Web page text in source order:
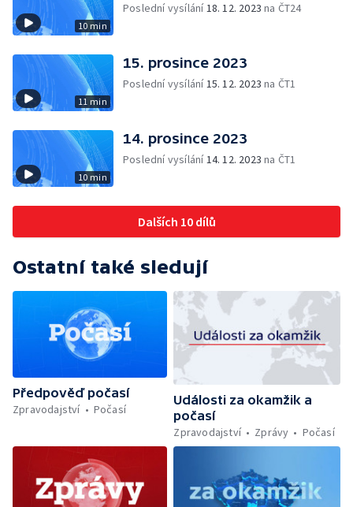
10 min
Poslední vysílání18. 12. 2023 na ČT24
11 min
15. prosince 2023
Poslední vysílání15. 12. 2023 na ČT1
10 min
14. prosince 2023
Poslední vysílání14. 12. 2023 na ČT1
Dalších 10 dílů
Ostatní také sledují
Předpověď počasí
Zpravodajství
Počasí
Události za okamžik a
počasí
Zpravodajství
Zprávy Počasí